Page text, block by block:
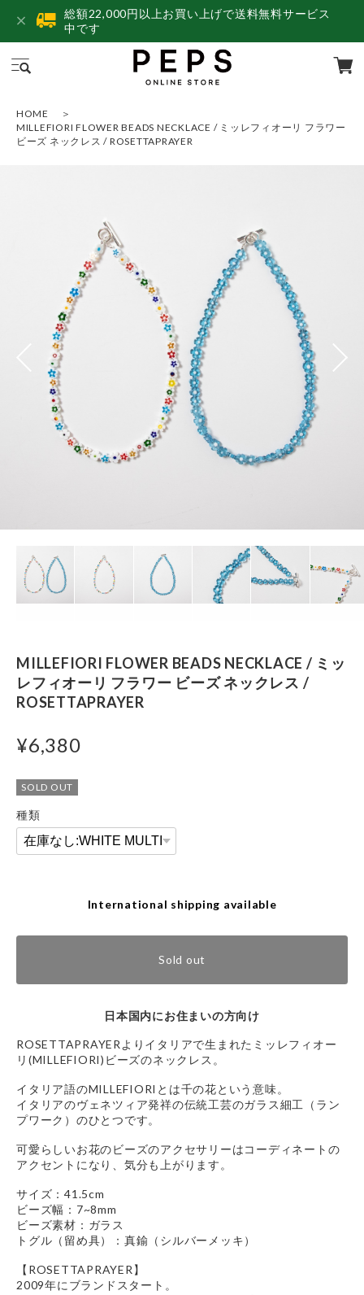
総額22,000円以上お買い上げで送料無料サービス
中です
HOME
MILLEFIORI FLOWER BEADS NECKLACE / ミッレフィオーリ フラワー
ビーズ ネックレス / ROSETTAPRAYER
MILLEFIORI FLOWER BEADS NECKLACE / ミッ
レフィオーリ フラワー ビーズ ネックレス /
ROSETTAPRAYER
¥6,380
SOLD OUT
種類
International shipping available
Sold out
日本国内にお住まいの方向け
ROSETTAPRAYERよりイタリアで生まれたミッレフィオー
リ(MILLEFIORI)ビーズのネックレス。
イタリア語のMILLEFIORIとは千の花という意味。
イタリアのヴェネツィア発祥の伝統工芸のガラス細工（ラン
プワーク）のひとつです。
可愛らしいお花のビーズのアクセサリーはコーディネートの
アクセントになり、気分も上がります。
サイズ：41.5cm
ビーズ幅：7~8mm
ビーズ素材：ガラス
トグル（留め具）：真鍮（シルバーメッキ）
【ROSETTAPRAYER】
2009年にブランドスタート。